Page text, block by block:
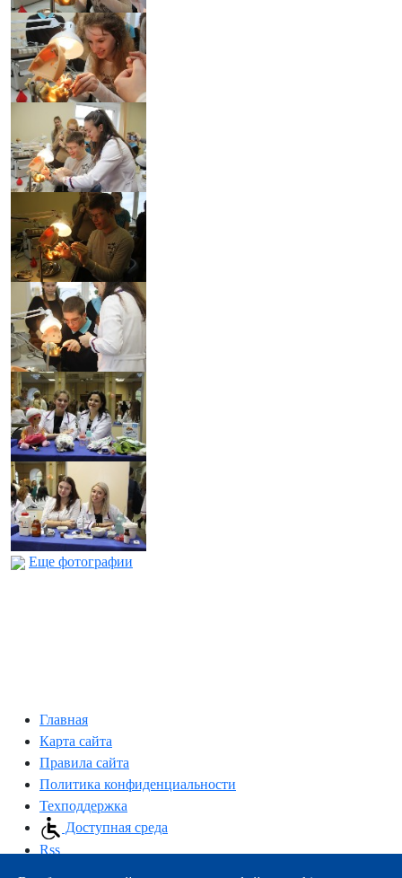
Еще фотографии
Главная
Карта сайта
Правила сайта
Политика конфиденциальности
Техподдержка
Доступная среда
Rss